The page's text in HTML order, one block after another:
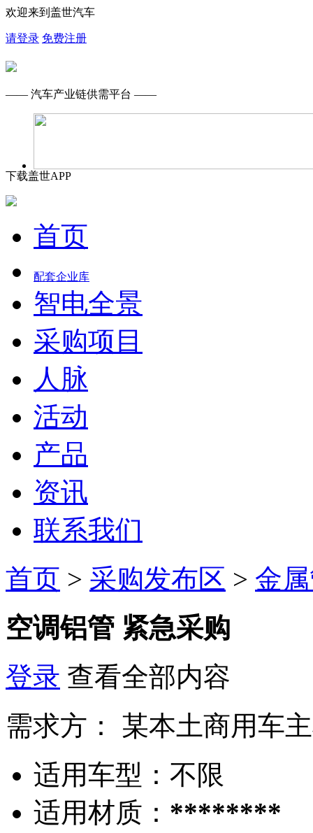
欢迎来到盖世汽车
请登录 免费注册
—— 汽车产业链供需平台 ——
下载盖世APP
首页
配套企业库
智电全景
采购项目
人脉
活动
产品
资讯
联系我们
首页 > 采购发布区 > 金
空调铝管 紧急采购
登录 查看全部内容
需求方：
某本土商用车
适用车型： 不限
适用材质： ********